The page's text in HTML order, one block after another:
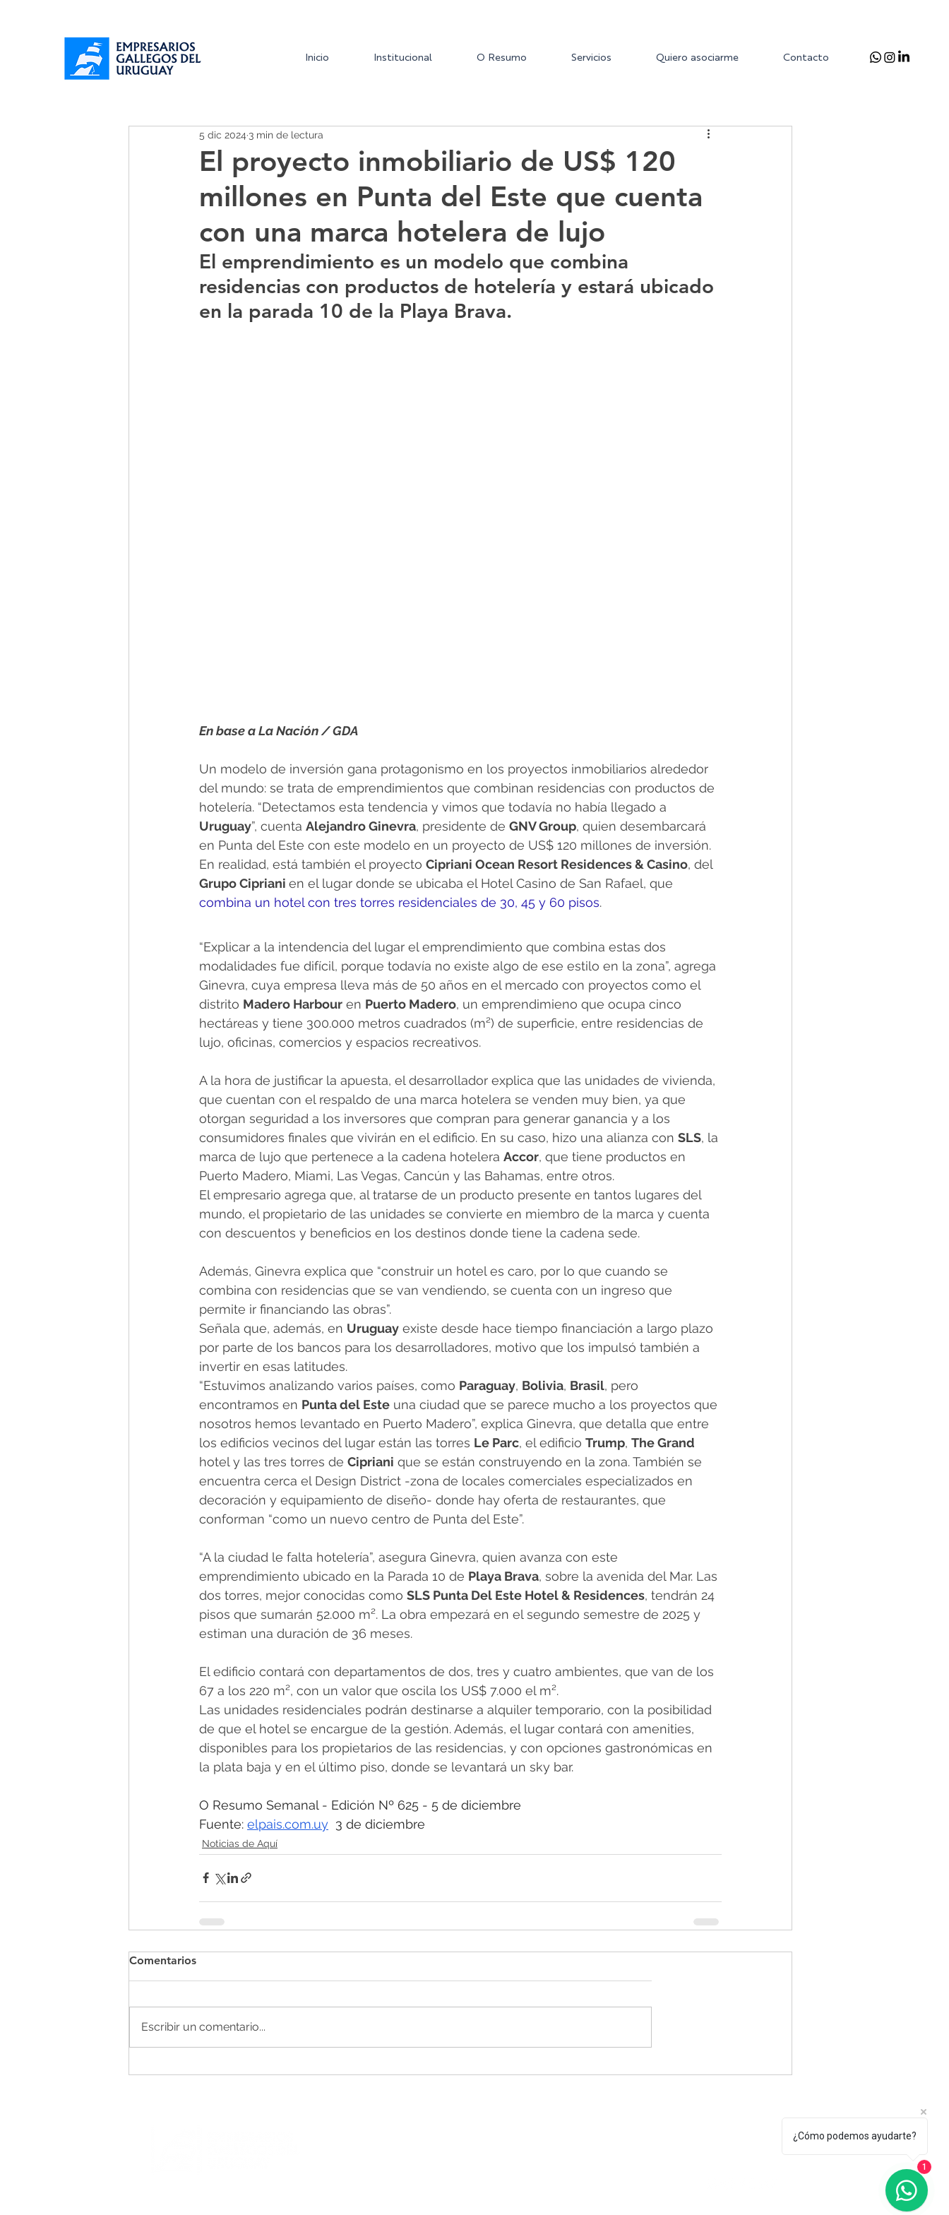
Inicio Institucional O Resumo Servicios Quiero asociarme Contacto
El proyecto inmobiliario de US$ 120
millones en Punta del Este que cuenta
con una marca hotelera de lujo
5 dic 2024 3 min de lectura
El emprendimiento es un modelo que combina
residencias con productos de hotelería y estará ubicado
en la parada 10 de la Playa Brava.
En base a La Nación / GDA
Un modelo de inversión gana protagonismo en los proyectos inmobiliarios alrededor
del mundo: se trata de emprendimientos que combinan residencias con productos de
hotelería. “Detectamos esta tendencia y vimos que todavía no había llegado a
Uruguay”, cuenta Alejandro Ginevra, presidente de GNV Group, quien desembarcará
en Punta del Este con este modelo en un proyecto de US$ 120 millones de inversión.
En realidad, está también el proyecto Cipriani Ocean Resort Residences & Casino, del
Grupo Cipriani en el lugar donde se ubicaba el Hotel Casino de San Rafael, que
combina un hotel con tres torres residenciales de 30, 45 y 60 pisos.
“Explicar a la intendencia del lugar el emprendimiento que combina estas dos
modalidades fue difícil, porque todavía no existe algo de ese estilo en la zona”, agrega
Ginevra, cuya empresa lleva más de 50 años en el mercado con proyectos como el
distrito Madero Harbour en Puerto Madero, un emprendimieno que ocupa cinco
hectáreas y tiene 300.000 metros cuadrados (m²) de superficie, entre residencias de
lujo, oficinas, comercios y espacios recreativos.
A la hora de justificar la apuesta, el desarrollador explica que las unidades de vivienda,
que cuentan con el respaldo de una marca hotelera se venden muy bien, ya que
otorgan seguridad a los inversores que compran para generar ganancia y a los
consumidores finales que vivirán en el edificio. En su caso, hizo una alianza con SLS, la
marca de lujo que pertenece a la cadena hotelera Accor, que tiene productos en
Puerto Madero, Miami, Las Vegas, Cancún y las Bahamas, entre otros.
El empresario agrega que, al tratarse de un producto presente en tantos lugares del
mundo, el propietario de las unidades se convierte en miembro de la marca y cuenta
con descuentos y beneficios en los destinos donde tiene la cadena sede.
Además, Ginevra explica que “construir un hotel es caro, por lo que cuando se
combina con residencias que se van vendiendo, se cuenta con un ingreso que
permite ir financiando las obras”.
Señala que, además, en Uruguay existe desde hace tiempo financiación a largo plazo
por parte de los bancos para los desarrolladores, motivo que los impulsó también a
invertir en esas latitudes.
“Estuvimos analizando varios países, como Paraguay, Bolivia, Brasil, pero
encontramos en Punta del Este una ciudad que se parece mucho a los proyectos que
nosotros hemos levantado en Puerto Madero”, explica Ginevra, que detalla que entre
los edificios vecinos del lugar están las torres Le Parc, el edificio Trump, The Grand
hotel y las tres torres de Cipriani que se están construyendo en la zona. También se
encuentra cerca el Design District -zona de locales comerciales especializados en
decoración y equipamiento de diseño- donde hay oferta de restaurantes, que
conforman “como un nuevo centro de Punta del Este”.
“A la ciudad le falta hotelería”, asegura Ginevra, quien avanza con este
emprendimiento ubicado en la Parada 10 de Playa Brava, sobre la avenida del Mar. Las
dos torres, mejor conocidas como SLS Punta Del Este Hotel & Residences, tendrán 24
pisos que sumarán 52.000 m². La obra empezará en el segundo semestre de 2025 y
estiman una duración de 36 meses.
El edificio contará con departamentos de dos, tres y cuatro ambientes, que van de los
67 a los 220 m², con un valor que oscila los US$ 7.000 el m².
Las unidades residenciales podrán destinarse a alquiler temporario, con la posibilidad
de que el hotel se encargue de la gestión. Además, el lugar contará con amenities,
disponibles para los propietarios de las residencias, y con opciones gastronómicas en
la plata baja y en el último piso, donde se levantará un sky bar.
O Resumo Semanal - Edición Nº 625 - 5 de diciembre
Fuente: elpais.com.uy 3 de diciembre
Noticias de Aquí
Comentarios
Escribir un comentario...
secretaria@egu.org.uy
¿Cómo podemos ayudarte?
1